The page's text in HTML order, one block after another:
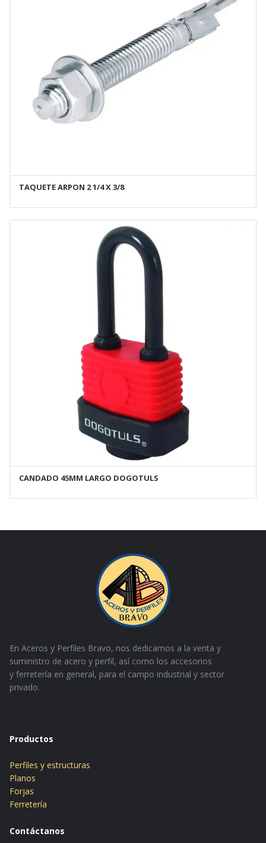
AÑADIR AL CARRITO
TAQUETE ARPON 2 1/4 X 3/8
AÑADIR AL CARRITO
CANDADO 45MM LARGO DOGOTULS
En Aceros y Perfiles Bravo, nos dedicamos a la venta y
suministro de acero y perfil, así como los accesorios
y ferretería en general, para el campo industrial y sector
privado.
Productos
Perfiles y estructuras
Planos
Forjas
Ferretería
Contáctanos